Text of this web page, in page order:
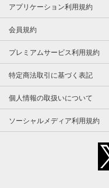
アプリケーション利用規約
会員規約
プレミアムサービス利用規約
特定商法取引に基づく表記
個人情報の取扱いについて
ソーシャルメディア利用規約